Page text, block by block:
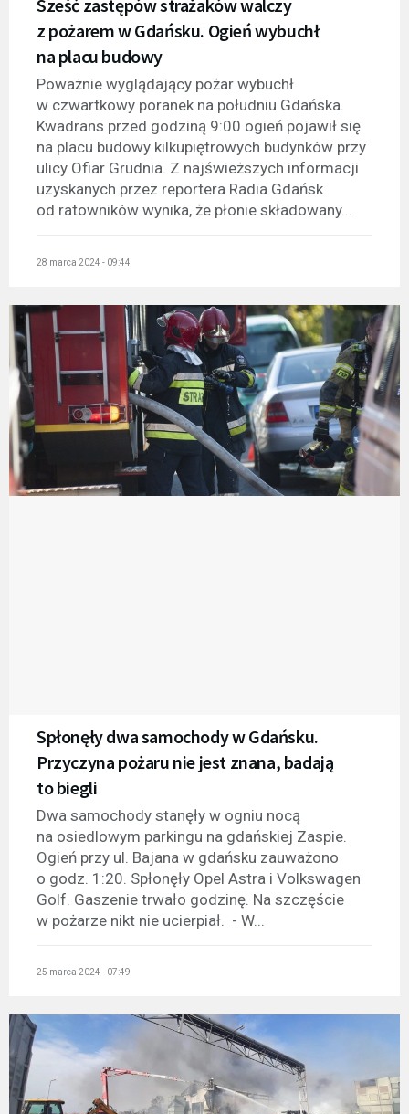
Sześć zastępów strażaków walczy
z pożarem w Gdańsku. Ogień wybuchł
na placu budowy
Poważnie wyglądający pożar wybuchł
w czwartkowy poranek na południu Gdańska.
Kwadrans przed godziną 9:00 ogień pojawił się
na placu budowy kilkupiętrowych budynków przy
ulicy Ofiar Grudnia. Z najświeższych informacji
uzyskanych przez reportera Radia Gdańsk
od ratowników wynika, że płonie składowany...
28 marca 2024 - 09:44
Spłonęły dwa samochody w Gdańsku.
Przyczyna pożaru nie jest znana, badają
to biegli
Dwa samochody stanęły w ogniu nocą
na osiedlowym parkingu na gdańskiej Zaspie.
Ogień przy ul. Bajana w gdańsku zauważono
o godz. 1:20. Spłonęły Opel Astra i Volkswagen
Golf. Gaszenie trwało godzinę. Na szczęście
w pożarze nikt nie ucierpiał. - W...
25 marca 2024 - 07:49